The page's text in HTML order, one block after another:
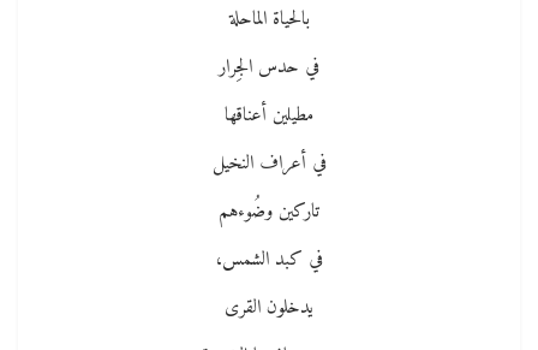
بالحياة الماحلة
في حدس الجِرار
مطيلين أعناقها
في أعراف النخيل
تاركين وضُوءهم
في كبد الشمس،
يدخلون القرى